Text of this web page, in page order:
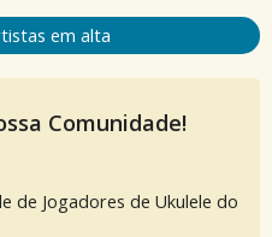
em alta
Comunidade!
de Jogadores de Ukulele do